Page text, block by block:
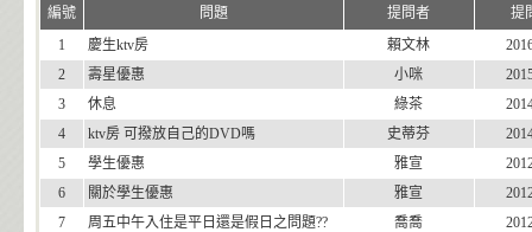
編號 問題 提問者
提
1
慶生ktv房 賴文林
2
壽星優惠 小咪
3
休息 綠茶
4
ktv房 可撥放自己的DVD嗎 史蒂芬
5
學生優惠 雅宣
6
關於學生優惠 雅宣
7
周五中午入住是平日還是假日之問題?? 喬喬